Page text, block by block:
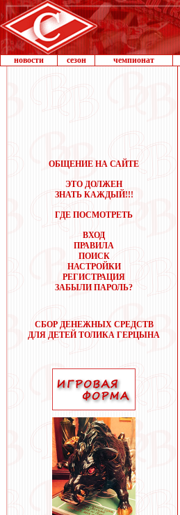
новости сезон чемпионат
ОБЩЕНИЕ НА САЙТЕ
ЭТО ДОЛЖЕН
ЗНАТЬ КАЖДЫЙ!!!
ГДЕ ПОСМОТРЕТЬ
ВХОД
ПРАВИЛА
ПОИСК
НАСТРОЙКИ
РЕГИСТРАЦИЯ
ЗАБЫЛИ ПАРОЛЬ?
СБОР ДЕНЕЖНЫХ СРЕДСТВ
ДЛЯ ДЕТЕЙ ТОЛИКА ГЕРЦЫНА